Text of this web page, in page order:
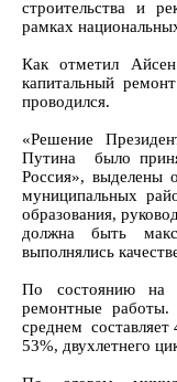
строительства и
рамках
Как отметил
капитальный
проводился.
«Решение
Путина было
Россия», выделены
муниципальных
образования,
должна быть
выполнялись
По состоянию на
ремонтные работы.
среднем составляет
53%, двухлетнего